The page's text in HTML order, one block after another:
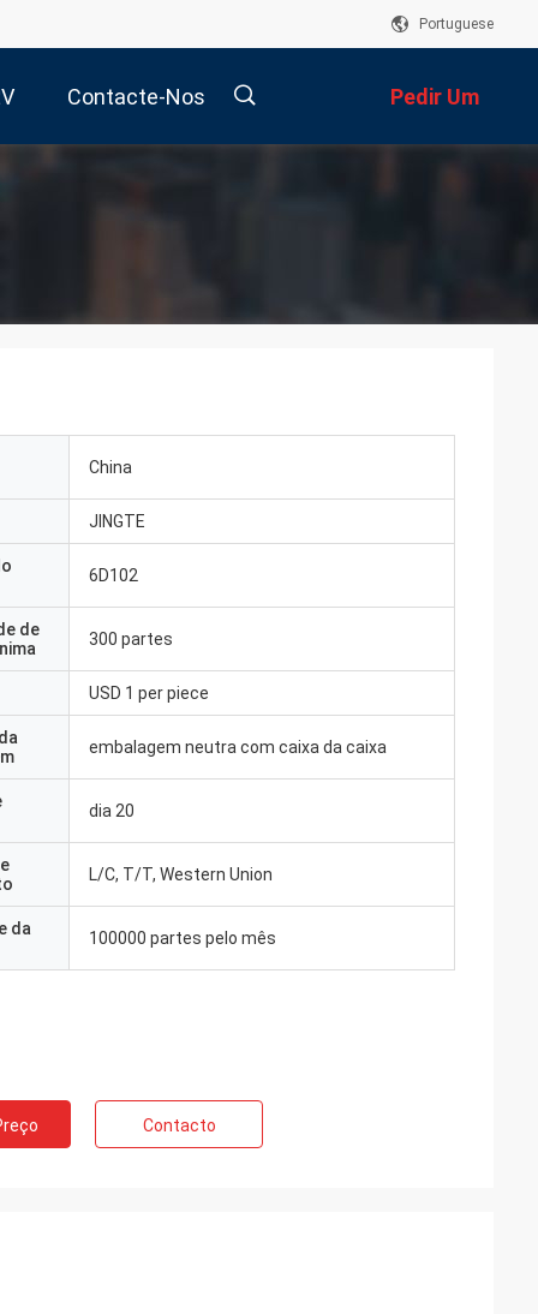
Portuguese
Contacte-Nos Pedir Um
Orçamento
China
JINGTE
6D102
de
300 partes
USD 1 per piece
embalagem neutra com caixa da caixa
dia 20
L/C, T/T, Western Union
da
100000 partes pelo mês
Contacto